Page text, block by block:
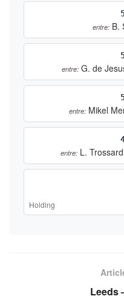
entre: B.
entre: G. de
entre: Mikel
entre: L. Trossard
Holding
Leeds